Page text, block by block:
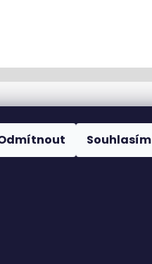
Souhlasím
cyklotomek.cz